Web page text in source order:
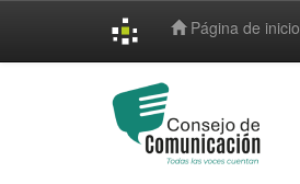
Página de inicio